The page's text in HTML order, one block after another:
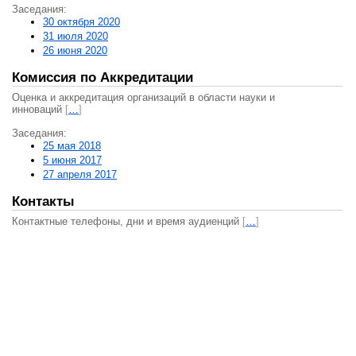
Заседания:
30 октября 2020
31 июля 2020
26 июня 2020
Комиссия по Аккредитации
Оценка и аккредитация организаций в области науки и
инноваций […]
Заседания:
25 мая 2018
5 июня 2017
27 апреля 2017
Контакты
Контактные телефоны, дни и время аудиенций […]